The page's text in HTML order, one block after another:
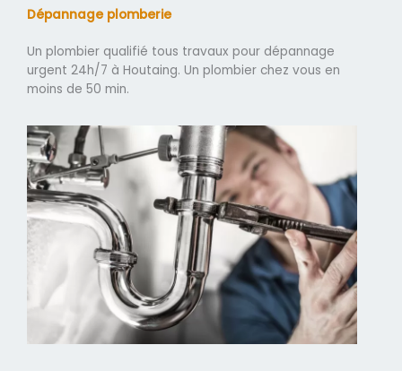
Dépannage plomberie
Un plombier qualifié tous travaux pour dépannage
urgent 24h/7 à Houtaing. Un plombier chez vous en
moins de 50 min.